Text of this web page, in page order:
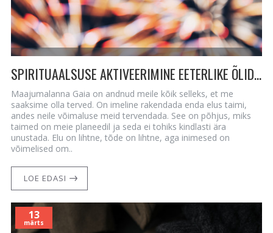
SPIRITUAALSUSE AKTIVEERIMINE EETERLIKE ÕLIDEGA 5D-ENERGIAS
Maajumalanna Gaia on andnud meile kõik selleks, et me
saaksime olla terved. On imeline rakendada enda elus taimi,
andes neile võimaluse meid tervendada. See on põhjus, miks
taimed on meie planeedil ja seda ei tohiks kindlasti ära
unustada. Elu on lihtne, tõde on lihtne, aga inimesed on
võimelised om..
LOE EDASI
13
märts